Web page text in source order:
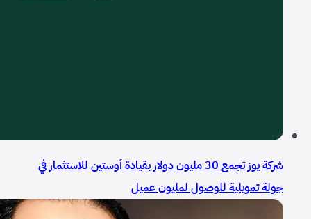
شركة يوز تجمع 30 مليون دولار بقيادة أوستين للاستثمار في
جولة تمويلية للوصول لمليون عميل